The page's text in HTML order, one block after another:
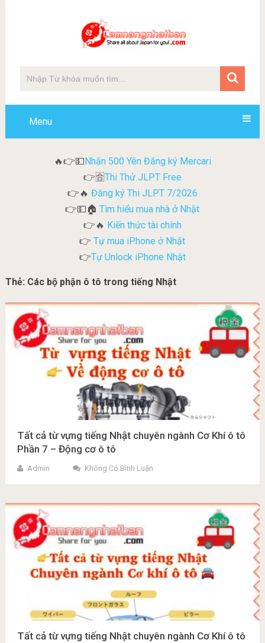
Menu
🔥👉💵Nhận 500 Yên Đăng ký Mercari
👉🈴Thi Thử JLPT Free
👉🔥 Đăng ký Thi JLPT 7/2026
👉💵🏠Tìm hiểu mua nhà ở Nhật
👉🔥 Kiến thức tài chính
👉 Tự mua iPhone ở Nhật
👉Tự Unlock iPhone Nhật
Thẻ: Các bộ phận ô tô trong tiếng Nhật
Tất cả từ vựng tiếng Nhật chuyên ngành Cơ Khí ô tô
Phần 7 – Động cơ ô tô
Admin Không Có Bình Luận
Tất cả từ vựng tiếng Nhật chuyên ngành Cơ Khí ô tô